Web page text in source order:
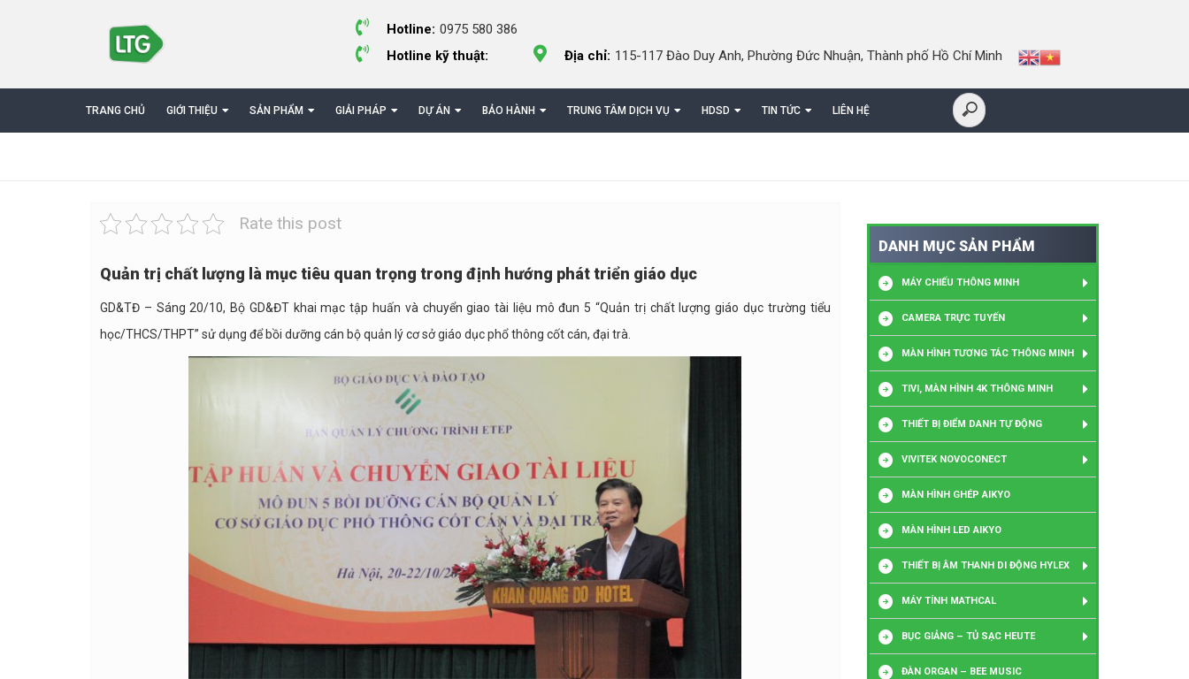
Hotline: 0975 580 386
Hotline kỹ thuật:
Địa chỉ: 115-117 Đào Duy Anh, Phường Đức Nhuận, Thành phố Hồ Chí Minh
TRANG CHỦ GIỚI THIỆU SẢN PHẨM GIẢI PHÁP DỰ ÁN BẢO HÀNH TRUNG TÂM DỊCH VỤ HDSD TIN TỨC LIÊN HỆ
Rate this post
Quản trị chất lượng là mục tiêu quan trọng trong định hướng phát triển giáo dục
GD&TĐ – Sáng 20/10, Bộ GD&ĐT khai mạc tập huấn và chuyển giao tài liệu mô đun 5 “Quản trị chất lượng giáo dục trường tiểu
học/THCS/THPT” sử dụng để bồi dưỡng cán bộ quản lý cơ sở giáo dục phổ thông cốt cán, đại trà.
DANH MỤC SẢN PHẨM
MÁY CHIẾU THÔNG MINH
CAMERA TRỰC TUYẾN
MÀN HÌNH TƯƠNG TÁC THÔNG MINH
TIVI, MÀN HÌNH 4K THÔNG MINH
THIẾT BỊ ĐIỂM DANH TỰ ĐỘNG
VIVITEK NOVOCONECT
MÀN HÌNH GHÉP AIKYO
MÀN HÌNH LED AIKYO
THIẾT BỊ ÂM THANH DI ĐỘNG HYLEX
MÁY TÍNH MATHCAL
BỤC GIẢNG – TỦ SẠC HEUTE
ĐÀN ORGAN – BEE MUSIC